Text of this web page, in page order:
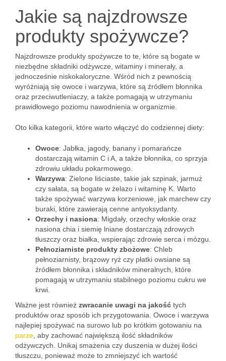
Jakie są najzdrowsze
produkty spożywcze?
Najzdrowsze produkty spożywcze to te, które są bogate w
niezbędne składniki odżywcze, witaminy i minerały, a
jednocześnie niskokaloryczne. Wśród nich z pewnością
wyróżniają się owoce i warzywa, które są źródłem błonnika
oraz przeciwutleniaczy, a także pomagają w utrzymaniu
prawidłowego poziomu nawodnienia w organizmie.
Oto kilka kategorii, które warto włączyć do codziennej diety:
Owoce: Jabłka, jagody, banany i pomarańcze
dostarczają witamin C i A, a także błonnika, co sprzyja
zdrowiu układu pokarmowego.
Warzywa: Zielone liściaste, takie jak szpinak, jarmuż
czy sałata, są bogate w żelazo i witaminę K. Warto
także spożywać warzywa korzeniowe, jak marchew czy
buraki, które zawierają cenne antyoksydanty.
Orzechy i nasiona: Migdały, orzechy włoskie oraz
nasiona chia i siemię lniane dostarczają zdrowych
tłuszczy oraz białka, wspierając zdrowie serca i mózgu.
Pełnoziarniste produkty zbożowe: Chleb
pełnoziarnisty, brązowy ryż czy płatki owsiane są
źródłem błonnika i składników mineralnych, które
pomagają w utrzymaniu stabilnego poziomu cukru we
krwi.
Ważne jest również zwracanie uwagi na jakość tych
produktów oraz sposób ich przygotowania. Owoce i warzywa
najlepiej spożywać na surowo lub po krótkim gotowaniu na
parze , aby zachować największą ilość składników
odżywczych. Unikaj smażenia czy duszenia w dużej ilości
tłuszczu, ponieważ może to zmniejszyć ich wartość